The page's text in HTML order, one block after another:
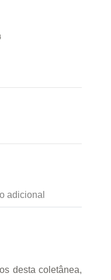
adicional
desta coletânea,